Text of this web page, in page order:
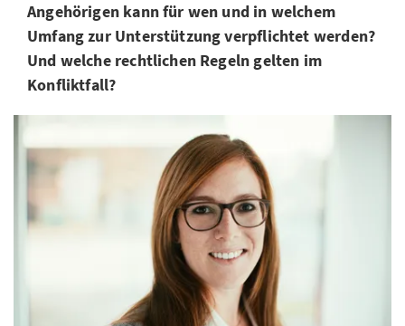
Angehörigen kann für wen und in welchem
Umfang zur Unterstützung verpflichtet werden?
Und welche rechtlichen Regeln gelten im
Konfliktfall?